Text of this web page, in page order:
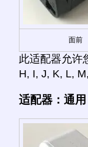
面前
此适配器允许
H, I, J, K, L,
适配器：通用